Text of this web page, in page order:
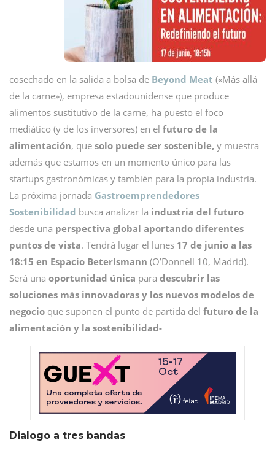
cosechado en la salida a bolsa de Beyond Meat («Más allá
de la carne»), empresa estadounidense que produce
alimentos sustitutivo de la carne, ha puesto el foco
mediático (y de los inversores) en el futuro de la
alimentación, que solo puede ser sostenible, y muestra
además que estamos en un momento único para las
startups gastronómicas y también para la propia industria.
La próxima jornada Gastroemprendedores
Sostenibilidad busca analizar la industria del futuro
desde una perspectiva global aportando diferentes
puntos de vista. Tendrá lugar el lunes 17 de junio a las
18:15 en Espacio Beterlsmann (O’Donnell 10, Madrid).
Será una oportunidad única para descubrir las
soluciones más innovadoras y los nuevos modelos de
negocio que suponen el punto de partida del futuro de la
alimentación y la sostenibilidad-
Dialogo a tres bandas